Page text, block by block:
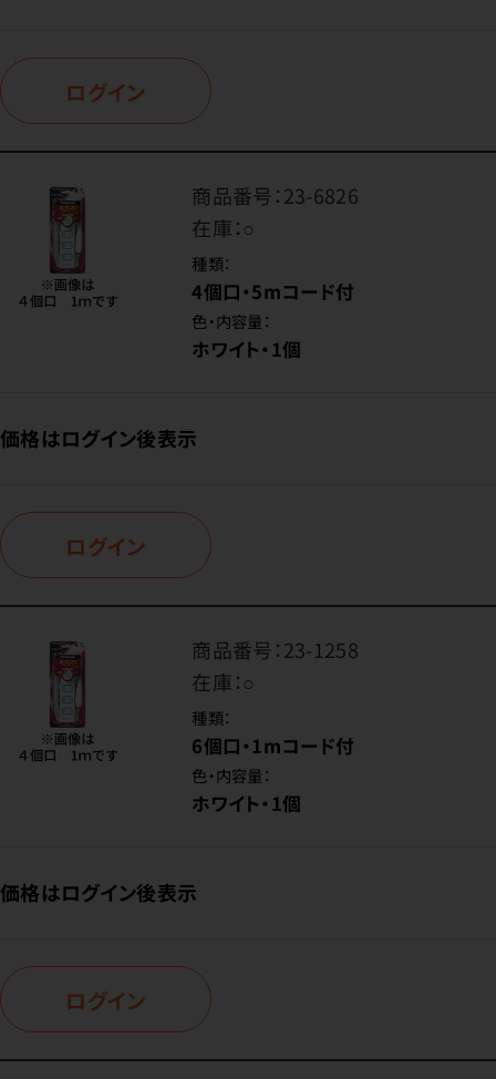
ログイン
商品番号：23-6826
在庫：○
種類：
4個口・5mコード付
色・内容量：
ホワイト・1個
価格はログイン後表示
ログイン
商品番号：23-1258
在庫：○
種類：
6個口・1mコード付
色・内容量：
ホワイト・1個
価格はログイン後表示
ログイン